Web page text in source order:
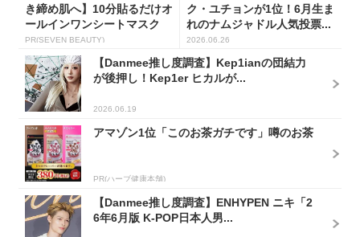
き締め肌へ】10分貼るだけオ
ールインワンシートマスク
PR(SEVEN BEAUTY)
ク・ユチョンが1位！6月生ま
れのナムジャドル人気投票...
2026.06.26
【Danmee推し度調査】Kep1ianの団結力
が後押し！Kep1er ヒカルが...
2026.06.19
アマゾン1位「このお茶ガチです」噂のお茶
PR(ハーブ健康本舗)
【Danmee推し度調査】ENHYPEN ニキ「2
6年6月版 K-POP日本人男...